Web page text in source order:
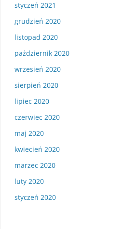
styczeń 2021
grudzień 2020
listopad 2020
październik 2020
wrzesień 2020
sierpień 2020
lipiec 2020
czerwiec 2020
maj 2020
kwiecień 2020
marzec 2020
luty 2020
styczeń 2020